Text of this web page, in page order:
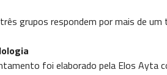
grupos respondem por mais de
foi elaborado pela Elos Ayta